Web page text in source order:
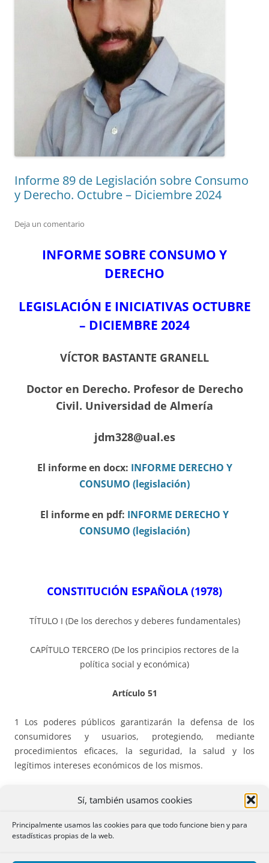
Sí, también usamos cookies
Principalmente usamos las cookies para que todo funcione bien y para
estadísticas propias de la web.
Informe 89 de Legislación sobre Consumo
y Derecho. Octubre – Diciembre 2024
Deja un comentario
INFORME SOBRE CONSUMO Y
DERECHO
LEGISLACIÓN E INICIATIVAS OCTUBRE
– DICIEMBRE 2024
VÍCTOR BASTANTE GRANELL
Doctor en Derecho. Profesor de Derecho
Civil. Universidad de Almería
jdm328@ual.es
El informe en docx: INFORME DERECHO Y
CONSUMO (legislación)
El informe en pdf: INFORME DERECHO Y
CONSUMO (legislación)
CONSTITUCIÓN ESPAÑOLA (1978)
TÍTULO I (De los derechos y deberes fundamentales)
CAPÍTULO TERCERO (De los principios rectores de la
política social y económica)
Artículo 51
1 Los poderes públicos garantizarán la defensa de los
consumidores y usuarios, protegiendo, mediante
procedimientos eficaces, la seguridad, la salud y los
legítimos intereses económicos de los mismos.
2 Los poderes públicos promoverán la información y la
educación de los consumidores y usuarios, fomentarán sus
organizaciones y oirán a éstas en las cuestiones que
puedan afectar a aquéllos, en los términos que la ley